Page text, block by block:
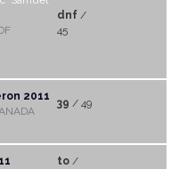
dnf/
45
2011
39 / 49
to/